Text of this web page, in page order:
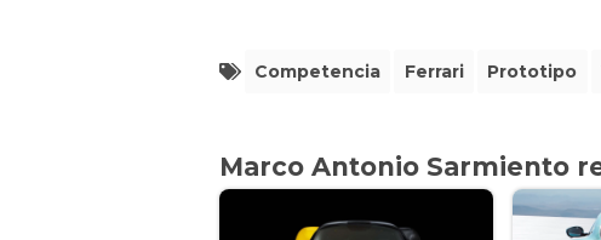
Competencia Ferrari Prototipo
Marco Antonio Sarmiento